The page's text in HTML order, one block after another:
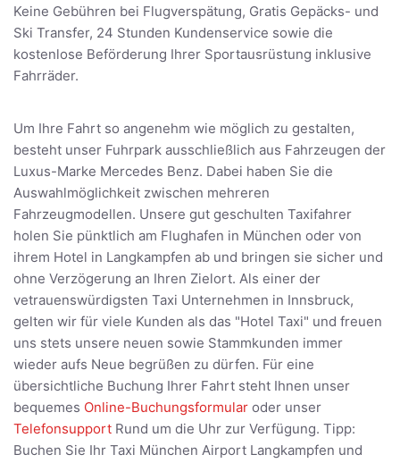
Keine Gebühren bei Flugverspätung, Gratis Gepäcks- und
Ski Transfer, 24 Stunden Kundenservice sowie die
kostenlose Beförderung Ihrer Sportausrüstung inklusive
Fahrräder.
Um Ihre Fahrt so angenehm wie möglich zu gestalten,
besteht unser Fuhrpark ausschließlich aus Fahrzeugen der
Luxus-Marke Mercedes Benz. Dabei haben Sie die
Auswahlmöglichkeit zwischen mehreren
Fahrzeugmodellen. Unsere gut geschulten Taxifahrer
holen Sie pünktlich am Flughafen in München oder von
ihrem Hotel in Langkampfen ab und bringen sie sicher und
ohne Verzögerung an Ihren Zielort. Als einer der
vetrauenswürdigsten Taxi Unternehmen in Innsbruck,
gelten wir für viele Kunden als das "Hotel Taxi" und freuen
uns stets unsere neuen sowie Stammkunden immer
wieder aufs Neue begrüßen zu dürfen. Für eine
übersichtliche Buchung Ihrer Fahrt steht Ihnen unser
bequemes Online-Buchungsformular oder unser
Telefonsupport Rund um die Uhr zur Verfügung. Tipp:
Buchen Sie Ihr Taxi München Airport Langkampfen und